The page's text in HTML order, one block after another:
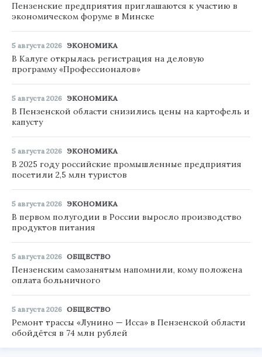
Пензенские предприятия приглашаются к участию в
экономическом форуме в Минске
5 августа 2026 ЭКОНОМИКА
В Калуге открылась регистрация на деловую
программу «Профессионалов»
5 августа 2026 ЭКОНОМИКА
В Пензенской области снизились цены на картофель и
капусту
5 августа 2026 ЭКОНОМИКА
В 2025 году российские промышленные предприятия
посетили 2,5 млн туристов
5 августа 2026 ЭКОНОМИКА
В первом полугодии в России выросло производство
продуктов питания
5 августа 2026 ОБЩЕСТВО
Пензенским самозанятым напомнили, кому положена
оплата больничного
5 августа 2026 ОБЩЕСТВО
Ремонт трассы «Лунино — Исса» в Пензенской области
обойдётся в 74 млн рублей